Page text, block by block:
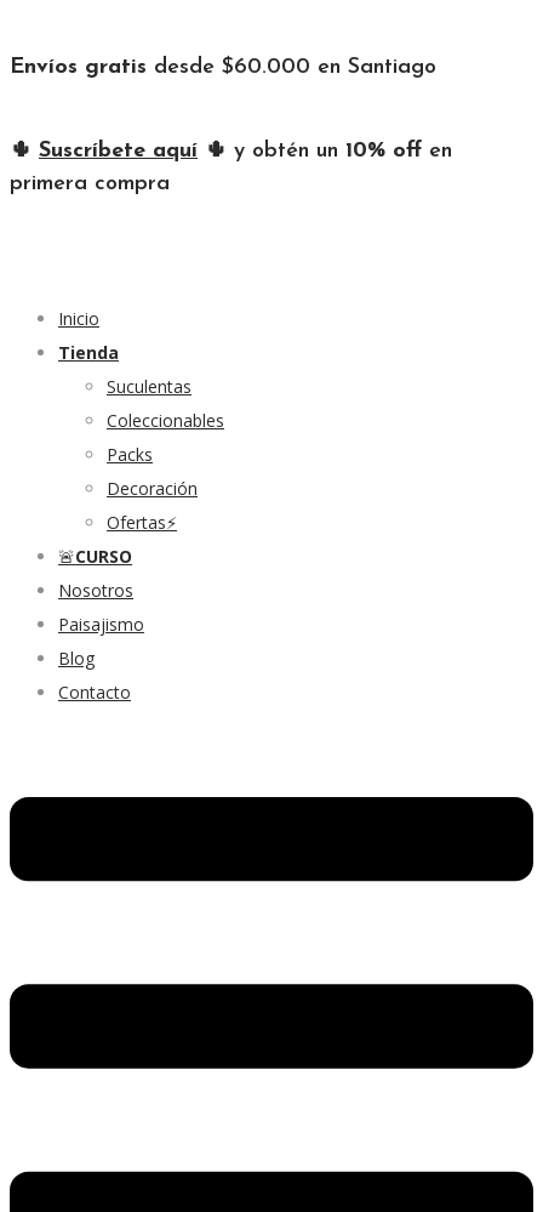
Envíos gratis desde $60.000 en Santiago
🌵 Suscríbete aquí 🌵 y obtén un 10% off en
primera compra
Inicio
Tienda
Suculentas
Coleccionables
Packs
Decoración
Ofertas⚡
🚨CURSO
Nosotros
Paisajismo
Blog
Contacto